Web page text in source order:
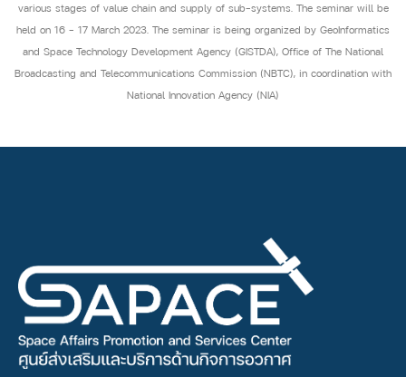
various stages of value chain and supply of sub-systems. The seminar will be
held on 16 – 17 March 2023. The seminar is being organized by GeoInformatics
and Space Technology Development Agency (GISTDA), Office of The National
Broadcasting and Telecommunications Commission (NBTC), in coordination with
National Innovation Agency (NIA)